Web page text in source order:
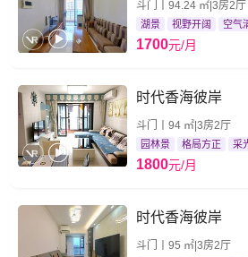
斗门丨94.24 ㎡|3房2厅
湖景 视野开阔 空气
1700元/月
时代香海彼岸
斗门丨94 ㎡|3房2厅
园林景 格局方正 采
1800元/月
时代香海彼岸
斗门丨95 ㎡|3房2厅